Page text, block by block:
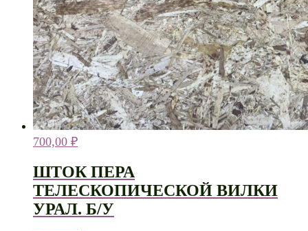
700,00 ₽
ШТОК ПЕРА
ТЕЛЕСКОПИЧЕСКОЙ ВИЛКИ
УРАЛ. Б/У